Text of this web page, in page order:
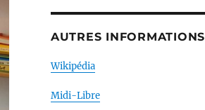
AUTRES INFORMATIONS
Wikipédia
Midi-Libre